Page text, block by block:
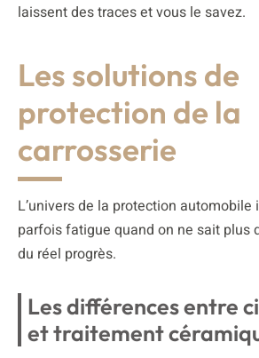
laissent des traces et vous le savez.
Les solutions de
protection de la
carrosserie
L’univers de la protection automobile
parfois fatigue quand on ne sait plus
du réel progrès.
Les différences entre
et traitement